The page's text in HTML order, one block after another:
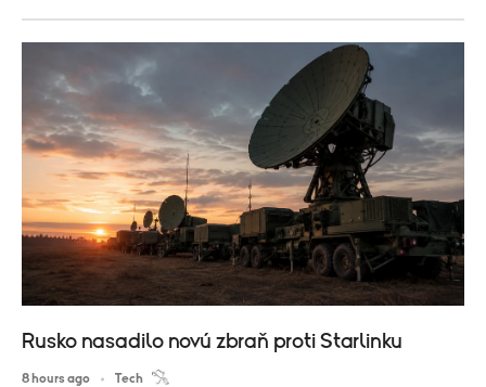
Rusko nasadilo novú zbraň proti Starlinku
8 hours ago Tech